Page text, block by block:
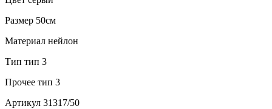
Размер 50см
Материал нейлон
Тип тип 3
Прочее тип 3
Артикул 31317/50